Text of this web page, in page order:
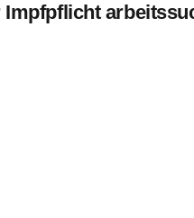
Impfpflicht